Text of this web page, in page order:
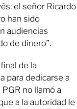
el señor Ricardo
han sido
audiencias
de dinero”.
de la
para dedicarse a
no llamó a
a la autoridad le